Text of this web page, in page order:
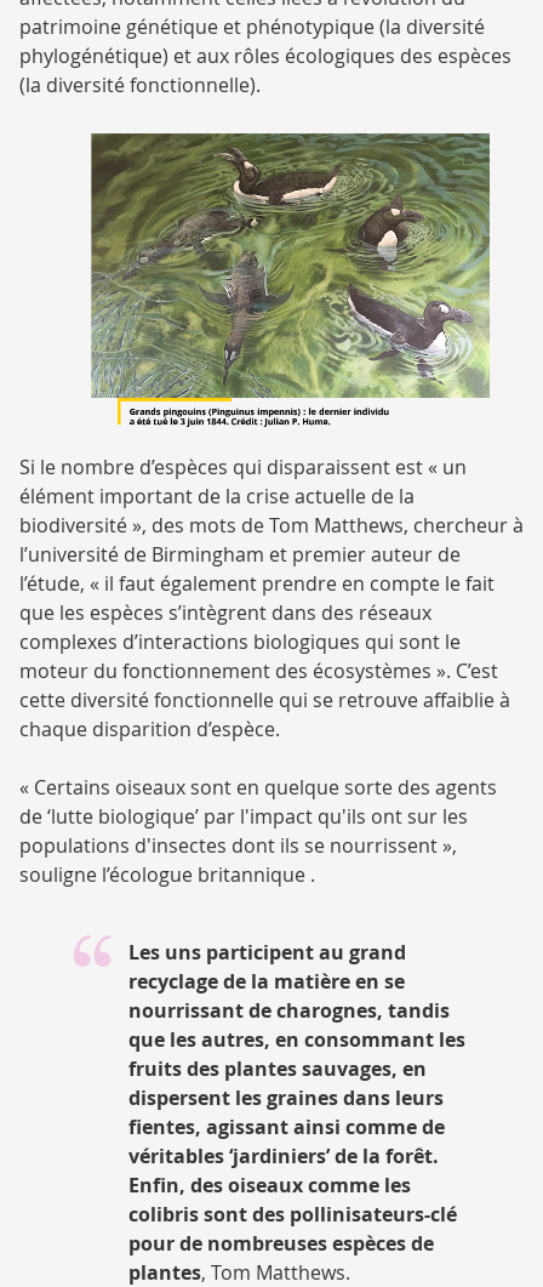
patrimoine génétique et phénotypique (la diversité
phylogénétique) et aux rôles écologiques des espèces
(la diversité fonctionnelle).
Si le nombre d’espèces qui disparaissent est « un
élément important de la crise actuelle de la
biodiversité », des mots de Tom Matthews, chercheur à
l’université de Birmingham et premier auteur de
l’étude, « il faut également prendre en compte le fait
que les espèces s’intègrent dans des réseaux
complexes d’interactions biologiques qui sont le
moteur du fonctionnement des écosystèmes ». C’est
cette diversité fonctionnelle qui se retrouve affaiblie à
chaque disparition d’espèce.
« Certains oiseaux sont en quelque sorte des agents
de ‘lutte biologique’ par l'impact qu'ils ont sur les
populations d'insectes dont ils se nourrissent »,
souligne l’écologue britannique .
Les uns participent au grand
recyclage de la matière en se
nourrissant de charognes, tandis
que les autres, en consommant les
fruits des plantes sauvages, en
dispersent les graines dans leurs
fientes, agissant ainsi comme de
véritables ‘jardiniers’ de la forêt.
Enfin, des oiseaux comme les
colibris sont des pollinisateurs-clé
pour de nombreuses espèces de
plantes, Tom Matthews.